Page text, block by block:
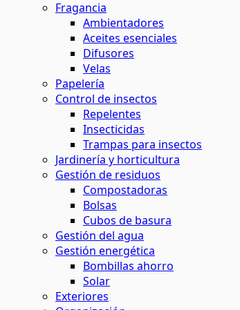
Fragancia
Ambientadores
Aceites esenciales
Difusores
Velas
Papelería
Control de insectos
Repelentes
Insecticidas
Trampas para insectos
Jardinería y horticultura
Gestión de residuos
Compostadoras
Bolsas
Cubos de basura
Gestión del agua
Gestión energética
Bombillas ahorro
Solar
Exteriores